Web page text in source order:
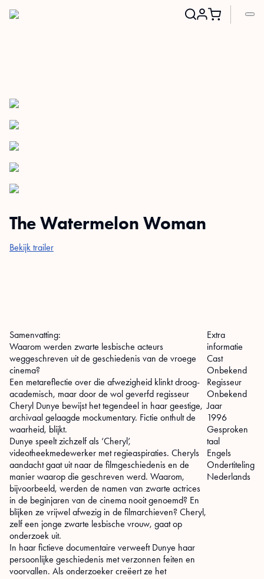
The Watermelon Woman
Bekijk trailer
Samenvatting:
Waarom werden zwarte lesbische acteurs
weggeschreven uit de geschiedenis van de vroege
cinema?
Een metareflectie over die afwezigheid klinkt droog-
academisch, maar door de wol geverfd regisseur
Cheryl Dunye bewijst het tegendeel in haar geestige,
archivaal gelaagde mockumentary. Fictie onthult de
waarheid, blijkt.
Dunye speelt zichzelf als ‘Cheryl’,
videotheekmedewerker met regieaspiraties. Cheryls
aandacht gaat uit naar de filmgeschiedenis en de
manier waarop die geschreven werd. Waarom,
bijvoorbeeld, werden de namen van zwarte actrices
in de beginjaren van de cinema nooit genoemd? En
blijken ze vrijwel afwezig in de filmarchieven? Cheryl,
zelf een jonge zwarte lesbische vrouw, gaat op
onderzoek uit.
In haar fictieve documentaire verweeft Dunye haar
persoonlijke geschiedenis met verzonnen feiten en
voorvallen. Als onderzoeker creëert ze het
Extra
informatie
Cast
Onbekend
Regisseur
Onbekend
Jaar
1996
Gesproken
taal
Engels
Ondertiteling
Nederlands